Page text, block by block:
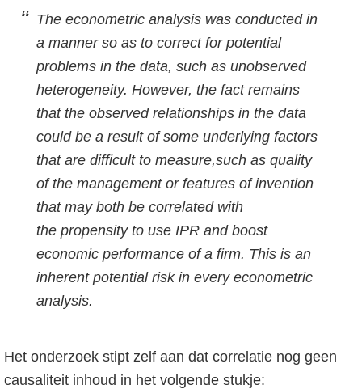
The econometric analysis was conducted in
a manner so as to correct for potential
problems in the data, such as unobserved
heterogeneity. However, the fact remains
that the observed relationships in the data
could be a result of some underlying factors
that are difficult to measure,such as quality
of the management or features of invention
that may both be correlated with
the propensity to use IPR and boost
economic performance of a firm. This is an
inherent potential risk in every econometric
analysis.
Het onderzoek stipt zelf aan dat correlatie nog geen
causaliteit inhoud in het volgende stukje: